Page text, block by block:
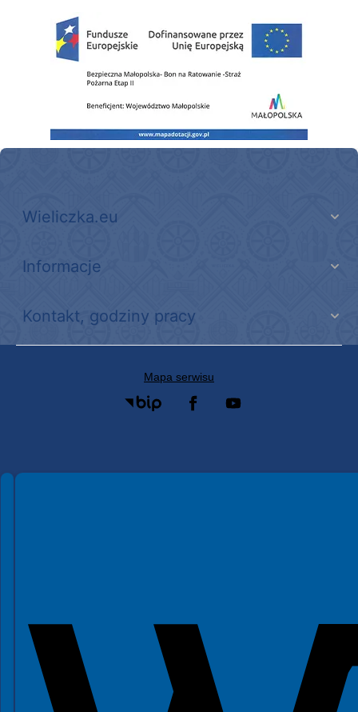
Zakup fabrycznie nowego, średniego samochodu ratowniczo-gaśniczego z
Wieliczka.eu
Informacje
Kontakt, godziny pracy
Mapa serwisu
Spełniamy standardy WCAG 2.2
Spełniamy standardy W3C